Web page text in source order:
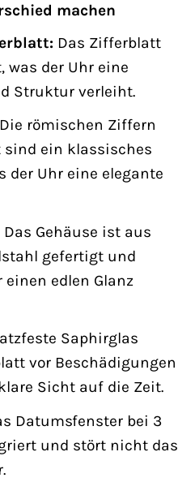
machen
Das Zifferblatt
der Uhr eine
Struktur verleiht.
römischen Ziffern
ein klassisches
der Uhr eine elegante
Das Gehäuse ist aus
gefertigt und
einen edlen Glanz
Saphirglas
vor Beschädigungen
Sicht auf die Zeit.
Datumsfenster bei 3
und stört nicht das